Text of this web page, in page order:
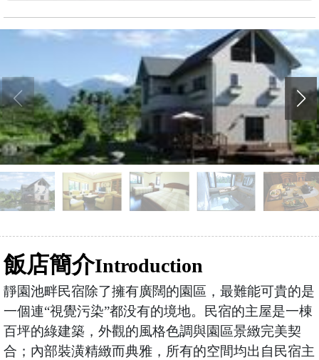
飯店簡介Introduction
靜園池畔民宿除了擁有廣闊的園區，最難能可貴的是
一個連“視覺污染”都没有的境地。民宿的主屋是一棟
百坪的綠建築，外觀的風格色調與園區景緻完美契
合；內部裝潢精緻而典雅，所有的空間均出自民宿主